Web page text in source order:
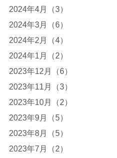
2024年4月（3）
2024年3月（6）
2024年2月（4）
2024年1月（2）
2023年12月（6）
2023年11月（3）
2023年10月（2）
2023年9月（5）
2023年8月（5）
2023年7月（2）